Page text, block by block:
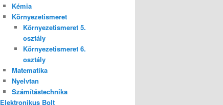
Kémia
Környezetismeret
Környezetismeret 5.
osztály
Környezetismeret 6.
osztály
Matematika
Nyelvtan
Számítástechnika
Elektronikus Bolt